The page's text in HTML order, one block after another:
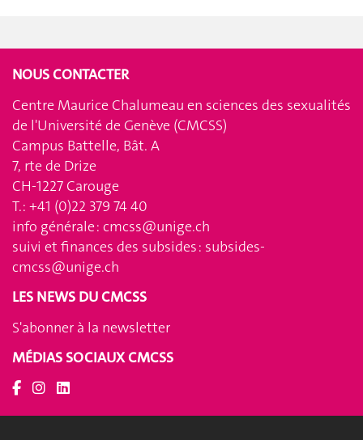
NOUS CONTACTER
Centre Maurice Chalumeau en sciences des sexualités
de l'Université de Genève (CMCSS)
Campus Battelle, Bât. A
7, rte de Drize
CH-1227 Carouge
T.: +41 (0)22 379 74 40
info générale : cmcss@unige.ch
suivi et finances des subsides : subsides-
cmcss@unige.ch
LES NEWS DU CMCSS
S'abonner à la newsletter
MÉDIAS SOCIAUX CMCSS